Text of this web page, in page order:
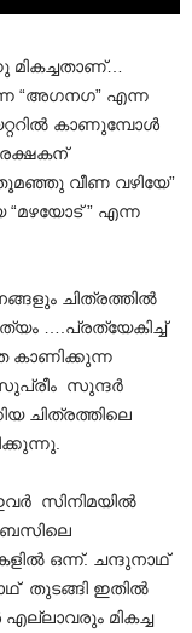
മികച്ചതാണ്…
“അഗനഗ” എന്ന
കാണുമ്പോൾ
വീണ വഴിയേ”
” എന്ന
ചിത്രത്തിൽ
….പ്രത്യേകിച്ച്
സുന്ദർ
ചിത്രത്തിലെ
സിനിമയിൽ
ബസിലെ
ഒന്ന്. ചന്ദുനാഥ്‌
തുടങ്ങി ഇതിൽ
മികച്ച